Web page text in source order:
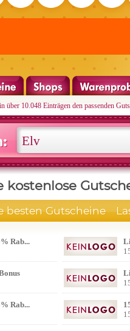
über 10.048 Einträgen den passenden
kostenlose
besten Gutscheine
Rab...
Rab...